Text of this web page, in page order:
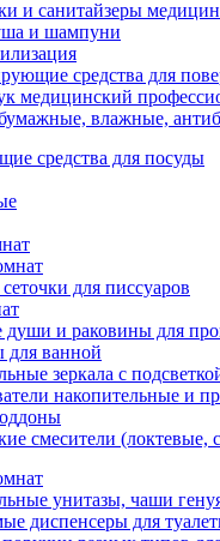
и санитайзеры
и шампуни
средства для
медицинский
влажные,
средства для посуды
для писсуаров
и раковины для
для ванной
зеркала с
накопительные и
смесители (локтевые,
унитазы, чаши
диспенсеры для